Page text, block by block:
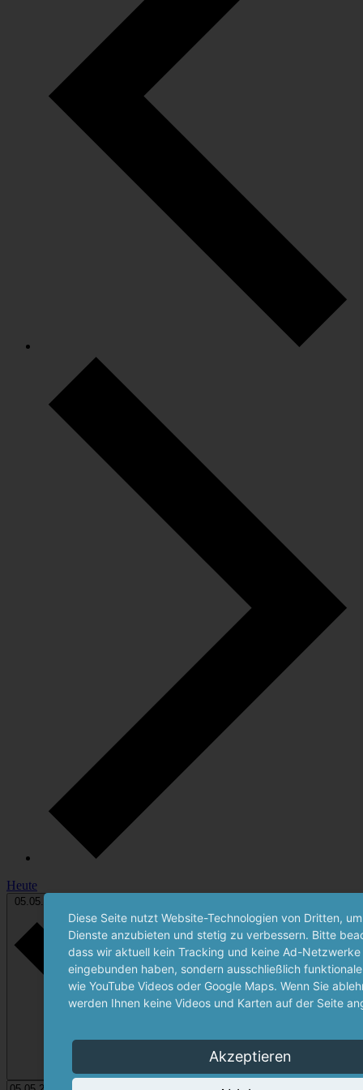
Heute
05.05.2024
Diese Seite nutzt Website-Technologien von Dritten,
Dienste anzubieten und stetig zu verbessern. Bitte
dass wir aktuell kein Tracking und keine Ad-Netzwerke
eingebunden haben, sondern ausschließlich
wie YouTube Videos oder Google Maps. Wenn Sie
werden Ihnen keine Videos und Karten auf der Seite
Akzeptieren